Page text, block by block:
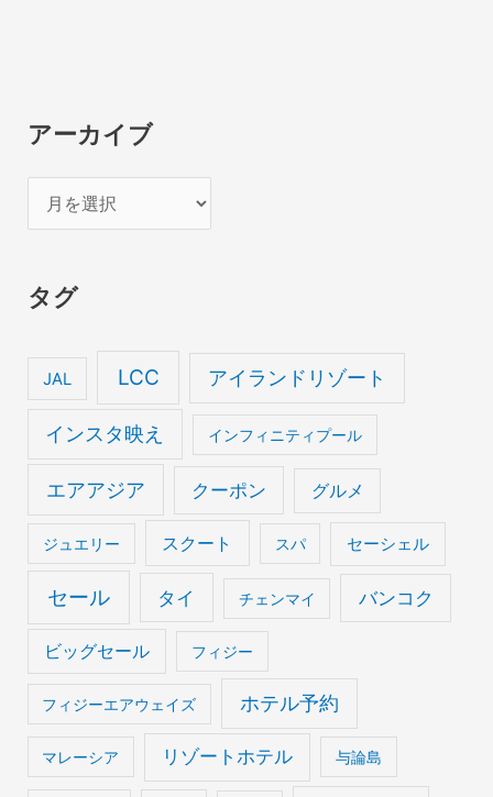
アーカイブ
ー
イ
タグ
JAL LCC アイランドリゾート
インスタ映え インフィニティプール
エアアジア クーポン グルメ
ジュエリー スクート スパ セーシェル
セール タイ チェンマイ バンコク
ビッグセール フィジー
フィジーエアウェイズ ホテル予約
マレーシア リゾートホテル 与論島